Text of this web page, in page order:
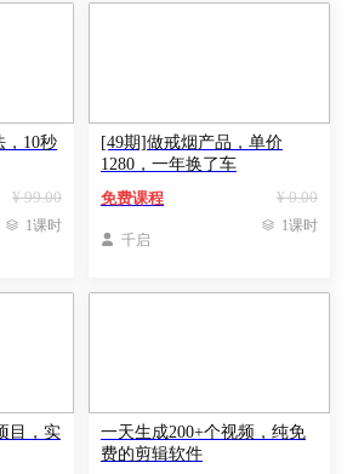
，10秒
¥ 99.00
 1课时
[49期]做戒烟产品，单价
1280，一年换了车​
¥ 0.00
免费课程
 千启
 1课时
目，实
一天生成200+个视频，纯免
费的剪辑软件